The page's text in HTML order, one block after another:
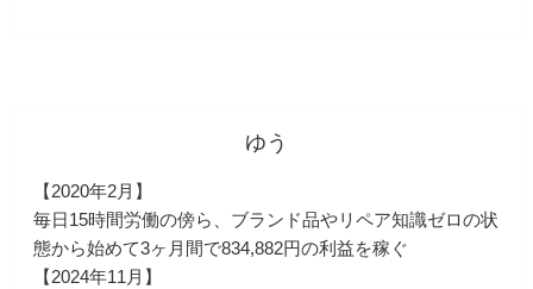
ゆう
【2020年2月】
毎日15時間労働の傍ら、ブランド品やリペア知識ゼロの状
態から始めて3ヶ月間で834,882円の利益を稼ぐ
【2024年11月】